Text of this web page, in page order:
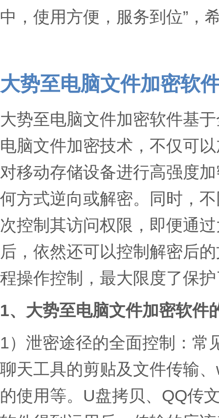
中，使用方便，服务到位”，
大势至电脑文件加密软
大势至电脑文件加密软件基
电脑文件加密技术，不仅可
对移动存储设备进行高强度
何方式逆向或解密。同时，
次控制其访问权限，即便通
后，依然还可以控制解密后
程操作控制，最大限度了保
1、大势至电脑文件加密软件
1） 泄密途径的全面控制
：
聊天工具的剪贴及文件传输
的使用等。U盘拷贝、QQ传